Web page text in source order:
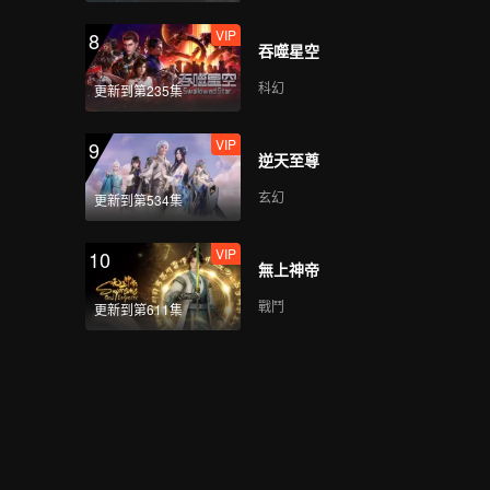
VIP Mic Drop(Still Ver.)
VIP Crush(Still Ver.)
VIP
Last Fireworks of the
Summer Night(Still
8
更新到第235集
VIP
吞噬星空
科幻
9
更新到第534集
VIP
逆天至尊
玄幻
10
更新到第611集
VIP
無上神帝
戰鬥